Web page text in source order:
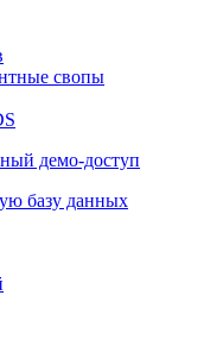
свопы
демо-доступ
базу данных